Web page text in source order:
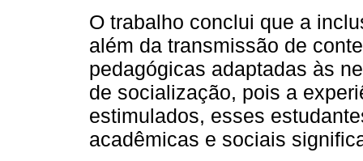
O trabalho conclui que a
além da transmissão de
pedagógicas adaptadas às
de socialização, pois a
estimulados, esses
acadêmicas e sociais